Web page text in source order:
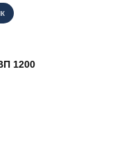
1200